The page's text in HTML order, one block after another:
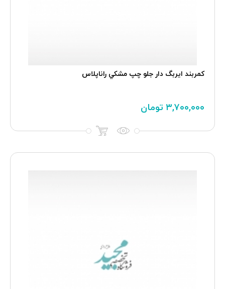
کمربند ایربگ دار جلو چپ مشکي راناپلاس
۳,۷۰۰,۰۰۰ تومان